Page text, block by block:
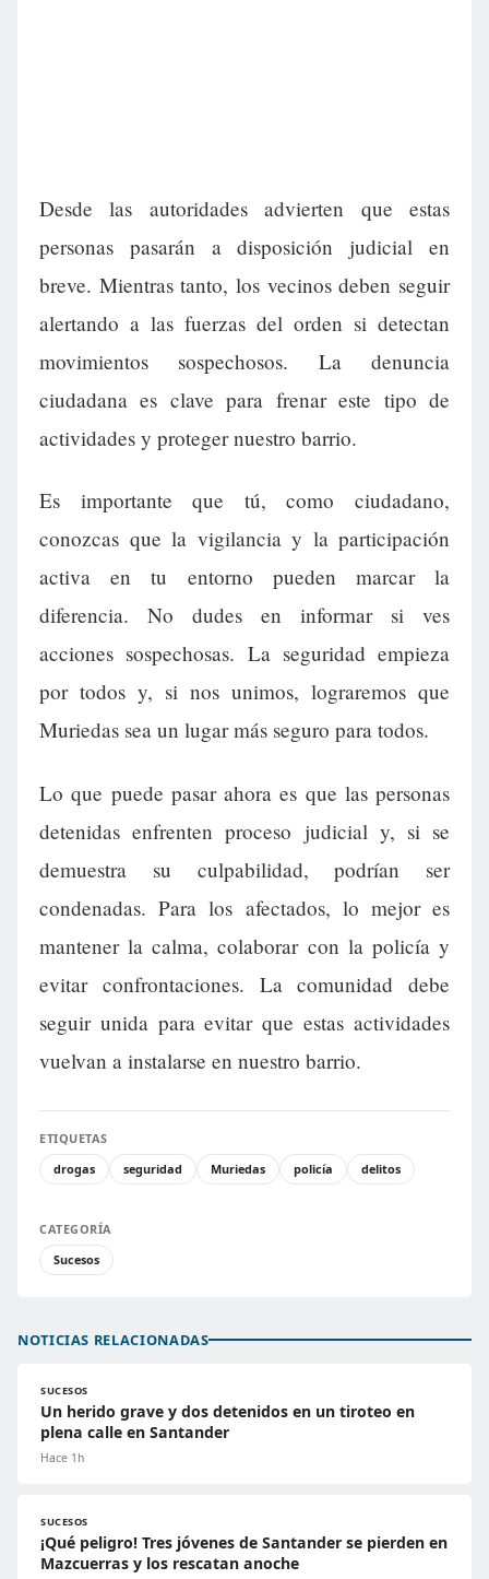
Desde las autoridades advierten que estas
personas pasarán a disposición judicial en
breve. Mientras tanto, los vecinos deben seguir
alertando a las fuerzas del orden si detectan
movimientos sospechosos. La denuncia
ciudadana es clave para frenar este tipo de
actividades y proteger nuestro barrio.
Es importante que tú, como ciudadano,
conozcas que la vigilancia y la participación
activa en tu entorno pueden marcar la
diferencia. No dudes en informar si ves
acciones sospechosas. La seguridad empieza
por todos y, si nos unimos, lograremos que
Muriedas sea un lugar más seguro para todos.
Lo que puede pasar ahora es que las personas
detenidas enfrenten proceso judicial y, si se
demuestra su culpabilidad, podrían ser
condenadas. Para los afectados, lo mejor es
mantener la calma, colaborar con la policía y
evitar confrontaciones. La comunidad debe
seguir unida para evitar que estas actividades
vuelvan a instalarse en nuestro barrio.
ETIQUETAS
drogas
seguridad Muriedas policía delitos
CATEGORÍA
Sucesos
NOTICIAS RELACIONADAS
SUCESOS
Un herido grave y dos detenidos en un tiroteo en
plena calle en Santander
Hace 1h
SUCESOS
¡Qué peligro! Tres jóvenes de Santander se pierden en
Mazcuerras y los rescatan anoche